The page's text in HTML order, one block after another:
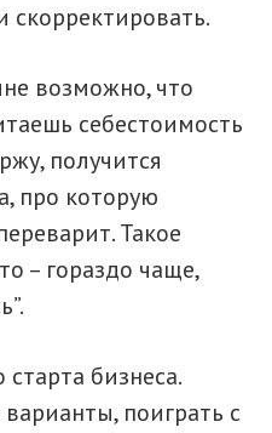
скорректировать.
возможно, что
себестоимость
получится
про которую
Такое
– гораздо чаще,
бизнеса.
поиграть с